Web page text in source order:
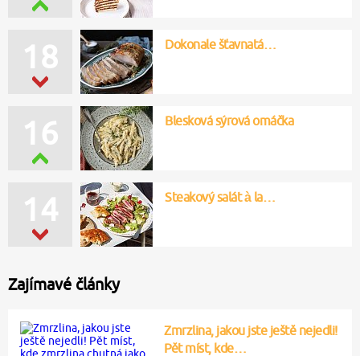
18 Dokonale šťavnatá…
14 Steakový salát à la…
16 Blesková sýrová omáčka
Zajímavé články
Zmrzlina, jakou jste ještě nejedli!
Pět míst, kde…